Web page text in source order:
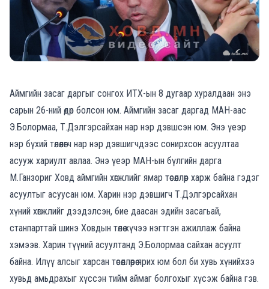
Аймгийн засаг даргыг сонгох ИТХ-ын 8 дугаар хуралдаан энэ
сарын 26-ний өдөр болсон юм. Аймгийн засаг даргад МАН-аас
Э.Болормаа, Т.Дэлгэрсайхан нар нэр дэвшсэн юм. Энэ үеэр
нэр бүхий төлөөлөгч нар нэр дэвшигчдээс сонирхсон асуултаа
асууж хариулт авлаа. Энэ үеэр МАН-ын бүлгийн дарга
М.Ганзориг Ховд аймгийн хөгжлийг ямар төсөөллөөр харж байна гэдэг
асуултыг асуусан юм. Харин нэр дэвшигч Т.Дэлгэрсайхан
хүний хөгжлийг дээдэлсэн, бие даасан эдийн засагьай,
станпарттай шинэ Ховдын төлөө хүчээ нэгтгэн ажиллаж байна
хэмээв. Харин түүний асуултанд Э.Болормаа сайхан асуулт
байна. Илүү алсыг харсан төсөөллөөрөө ярих юм бол би хувь хүнийхээ
хувьд амьдрахыг хүссэн тийм аймаг болгохыг хүсэж байна гэв.